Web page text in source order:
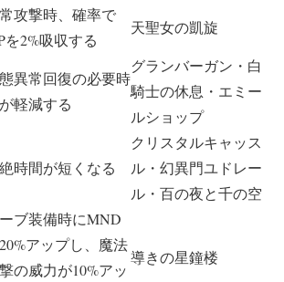
攻撃時、確率で
を2%吸収する
天聖女の凱旋
異常回復の必要時
軽減する
グランバーガン・白
騎士の休息・エミー
ルショップ
時間が短くなる
クリスタルキャッス
ル・幻異門ユドレー
ル・百の夜と千の空
ブ装備時にMND
アップし、魔法
の威力が10%アッ
導きの星鐘楼